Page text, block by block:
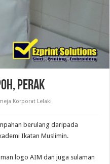
Perak
Korporat Lelaki
berulang daripada
Ikatan Muslimin.
logo AIM dan juga sulaman